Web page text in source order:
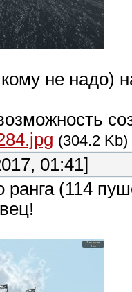
не надо)
(304.2 Kb)
01:41]
ранга (114